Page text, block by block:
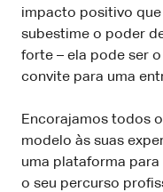
impacto positivo
subestime o poder
forte – ela pode ser
convite para uma
Encorajamos todos
modelo às suas
uma plataforma
o seu percurso